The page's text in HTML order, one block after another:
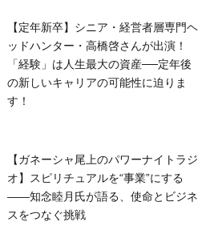
【定年新卒】シニア・経営者層専門ヘ
ッドハンター・高橋啓さんが出演！
「経験」は人生最大の資産──定年後
の新しいキャリアの可能性に迫りま
す！
【ガネーシャ尾上のパワーナイトラジ
オ】スピリチュアルを“事業”にする
――知念睦月氏が語る、使命とビジネ
スをつなぐ挑戦